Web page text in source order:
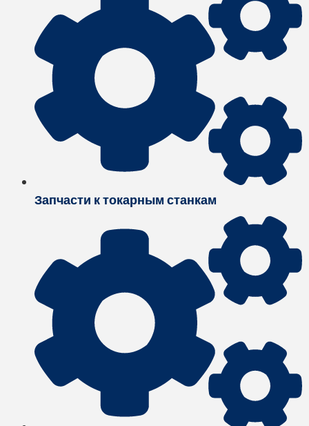
Запчасти к токарным станкам